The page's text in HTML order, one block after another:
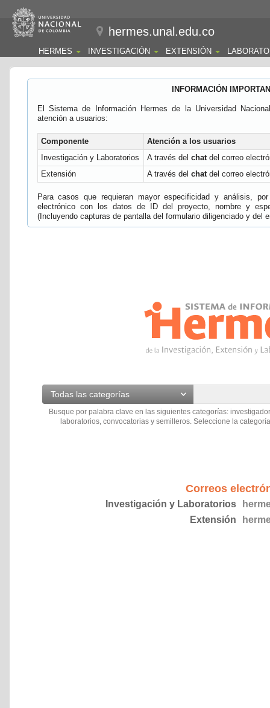
hermes.unal.edu.co
HERMES INVESTIGACIÓN EXTENSIÓN
INFORMACIÓN
El Sistema de Información Hermes de la Universidad
atención a usuarios:
Componente
Atención a los usuarios
Investigación y Laboratorios
A través del chatdel correo
Extensión
A través del chatdel correo
Para casos que requieran mayor especificidad y análisis,
electrónico con los datos de ID del proyecto, nombre y
(Incluyendo capturas de pantalla del formulario diligenciado y del
Todas las categorías
Busque por palabra clave en las siguientes categorías:
laboratorios, convocatorias y semilleros. Seleccione la
Correos
Investigación y Laboratorios
Extensión